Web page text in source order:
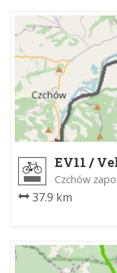
EV11 /
Czchów
37.9 km